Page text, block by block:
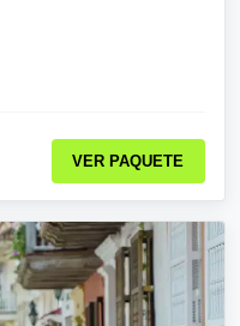
VER PAQUETE